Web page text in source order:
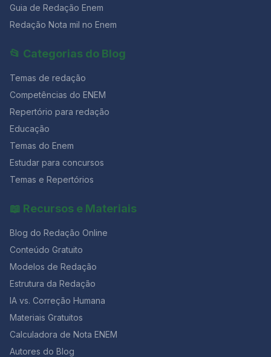
Guia de Redação Enem
Redação Nota mil no Enem
📂 Categorias do Blog
Temas de redação
Competências do ENEM
Repertório para redação
Educação
Temas do Enem
Estudar para concursos
Temas e Repertórios
📖 Recursos e Materiais
Blog do Redação Online
Conteúdo Gratuito
Modelos de Redação
Estrutura da Redação
IA vs. Correção Humana
Materiais Gratuitos
Calculadora de Nota ENEM
Autores do Blog